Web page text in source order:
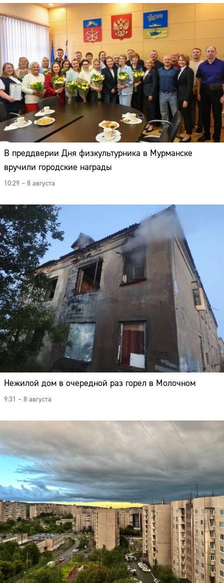
В преддверии Дня физкультурника в Мурманске
вручили городские награды
10:29 – 8 августа
Нежилой дом в очередной раз горел в Молочном
9:31 – 8 августа
Сайт: